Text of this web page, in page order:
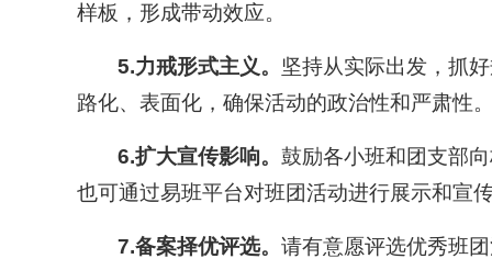
样板，形成带动效应。
5.力戒形式主义。 坚持从实际出发，抓
路化、表面化，确保活动的政治性和严肃性
6.扩大宣传影响。鼓励各小班和团支部
也可通过易班平台对班团活动进行展示和宣
7.备案择优评选。请有意愿评选优秀班